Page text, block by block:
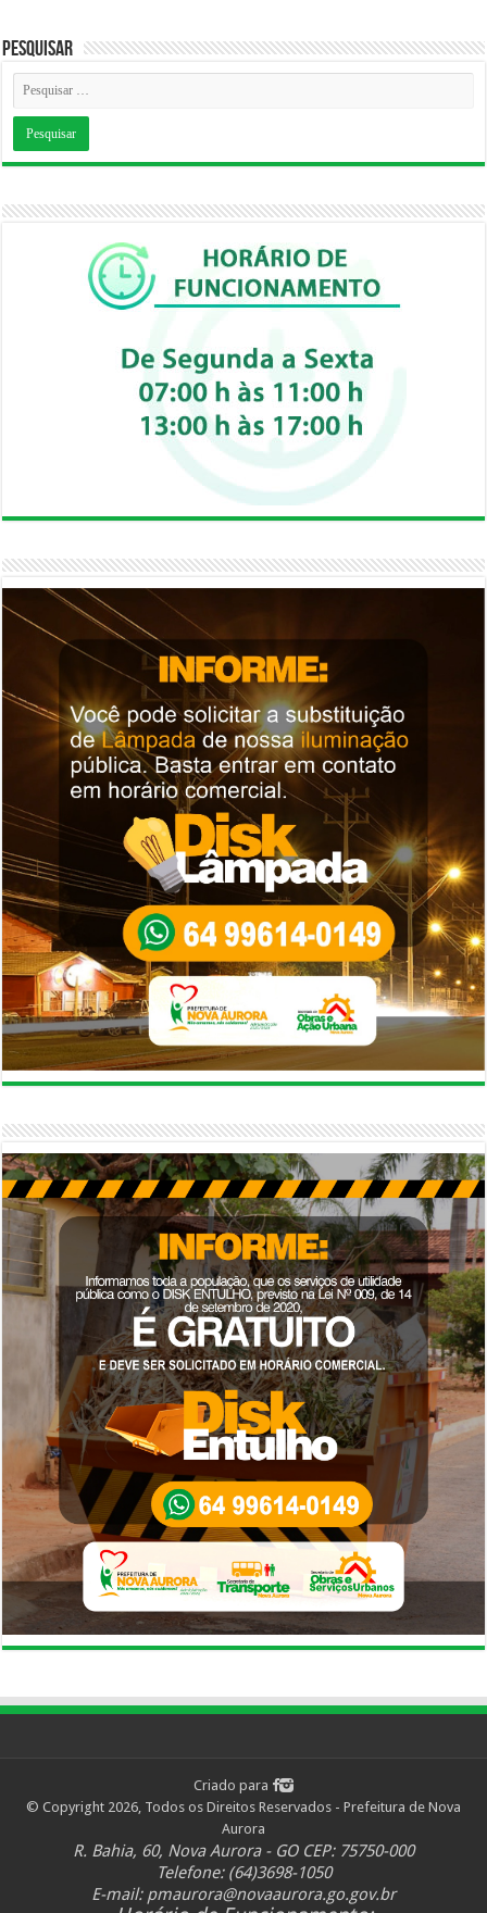
Pesquisar
Criado para
© Copyright 2026, Todos os Direitos Reservados - Prefeitura de Nova
Aurora
R. Bahia, 60, Nova Aurora - GO CEP: 75750-000
Telefone: (64)3698-1050
E-mail: pmaurora@novaaurora.go.gov.br